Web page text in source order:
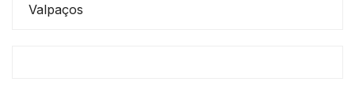
Valpaços